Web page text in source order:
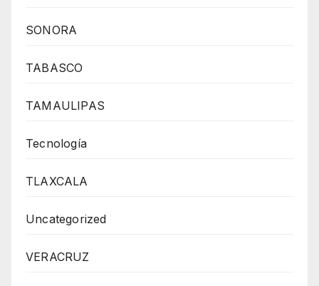
SONORA
TABASCO
TAMAULIPAS
Tecnología
TLAXCALA
Uncategorized
VERACRUZ